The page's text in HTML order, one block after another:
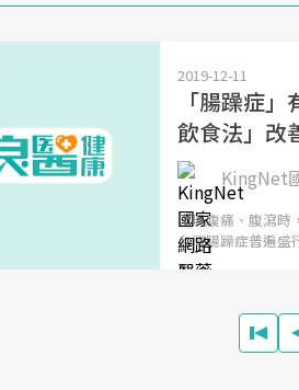
2019-12-11
「腸躁症
飲食法」改
KingNet
出現腹痛、腹瀉時
台灣腸躁症普遍盛